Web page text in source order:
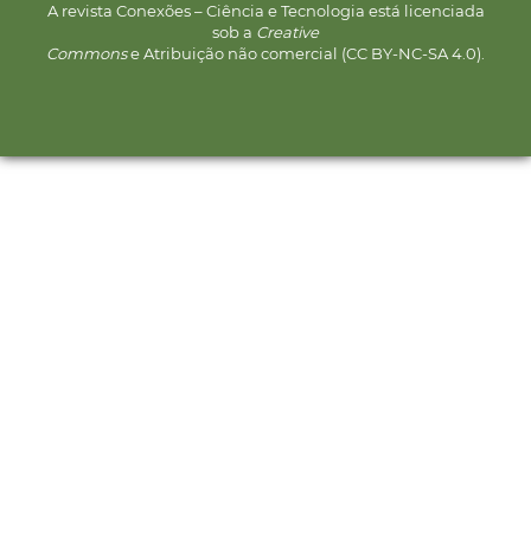
A revista Conexões – Ciência e Tecnologia está licenciada
sob a Creative
Commonse Atribuição não comercial (CC BY-NC-SA 4.0).